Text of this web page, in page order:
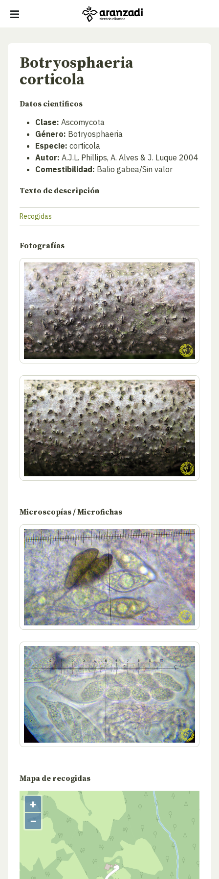
Botryosphaeria
corticola
Datos cientificos
Clase: Ascomycota
Género: Botryosphaeria
Especie: corticola
Autor: A.J.L. Phillips, A. Alves & J. Luque 2004
Comestibilidad: Balio gabea/Sin valor
Texto de descripción
Recogidas
Fotografías
Microscopías / Microfichas
Mapa de recogidas
+
−